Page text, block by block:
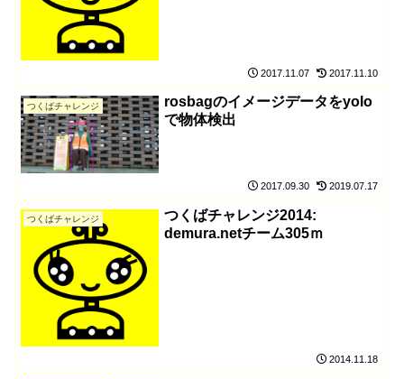
2017.11.07 2017.11.10
つくばチャレンジ
rosbagのイメージデータをyolo
で物体検出
2017.09.30 2019.07.17
つくばチャレンジ
つくばチャレンジ2014:
demura.netチーム305ｍ
2014.11.18